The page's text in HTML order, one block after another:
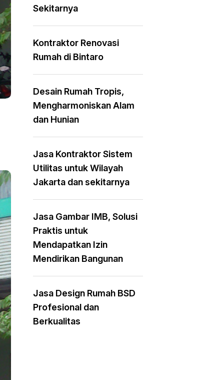
Sekitarnya
Kontraktor Renovasi
Rumah di Bintaro
Desain Rumah Tropis,
Mengharmoniskan Alam
dan Hunian
Jasa Kontraktor Sistem
Utilitas untuk Wilayah
Jakarta dan sekitarnya
Jasa Gambar IMB, Solusi
Praktis untuk
Mendapatkan Izin
Mendirikan Bangunan
Jasa Design Rumah BSD
Profesional dan
Berkualitas